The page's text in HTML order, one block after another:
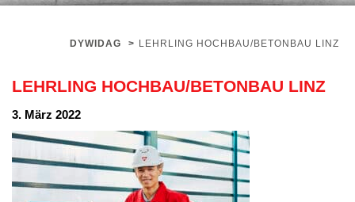
DYWIDAG > LEHRLING HOCHBAU/BETONBAU LINZ
LEHRLING HOCHBAU/BETONBAU LINZ
3. März 2022